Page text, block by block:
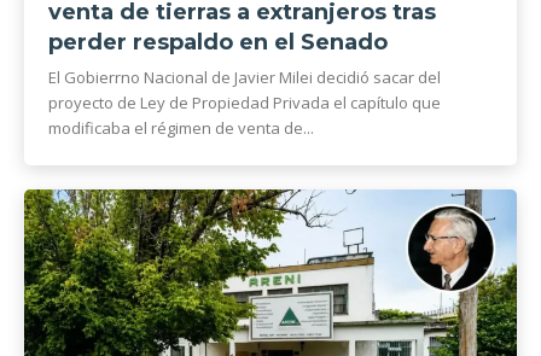
venta de tierras a extranjeros tras
perder respaldo en el Senado
El Gobierrno Nacional de Javier Milei decidió sacar del
proyecto de Ley de Propiedad Privada el capítulo que
modificaba el régimen de venta de...